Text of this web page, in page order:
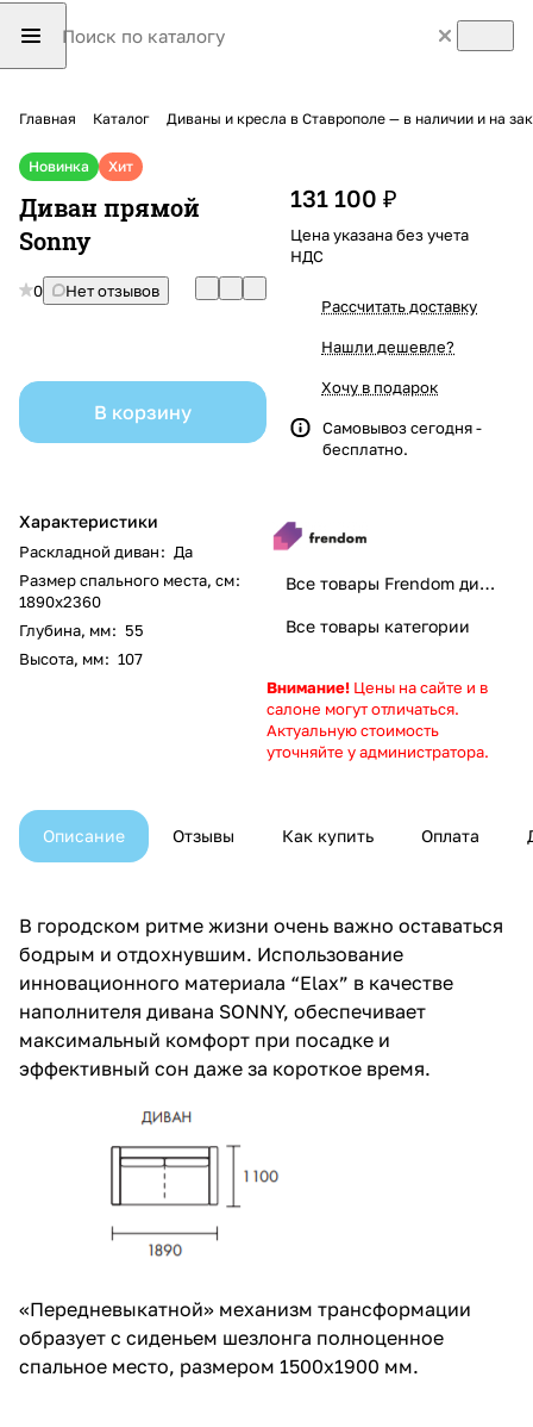
Главная Каталог Диваны и кресла в Ставрополе — в наличии и на
Новинка Хит
Диван прямой
Sonny
0 Нет отзывов
В корзину
Характеристики
Раскладной диван: Да
Размер спального места, см:
1890x2360
Глубина, мм: 55
Высота, мм: 107
131 100 ₽
Цена указана без учета
НДС
Рассчитать доставку
Нашли дешевле?
Хочу в подарок
Самовывоз сегодня -
бесплатно.
Все товары Frendom диваны. Добро пожаловать домой
Все товары категории
Внимание! Цены на сайте и в
салоне могут отличаться.
Актуальную стоимость
уточняйте у администратора.
Описание Отзывы Как купить Оплата
В городском ритме жизни очень важно оставаться
бодрым и отдохнувшим. Использование
инновационного материала “Elax” в качестве
наполнителя дивана SONNY, обеспечивает
максимальный комфорт при посадке и
эффективный сон даже за короткое время.
«Передневыкатной» механизм трансформации
образует с сиденьем шезлонга полноценное
спальное место, размером 1500х1900 мм.